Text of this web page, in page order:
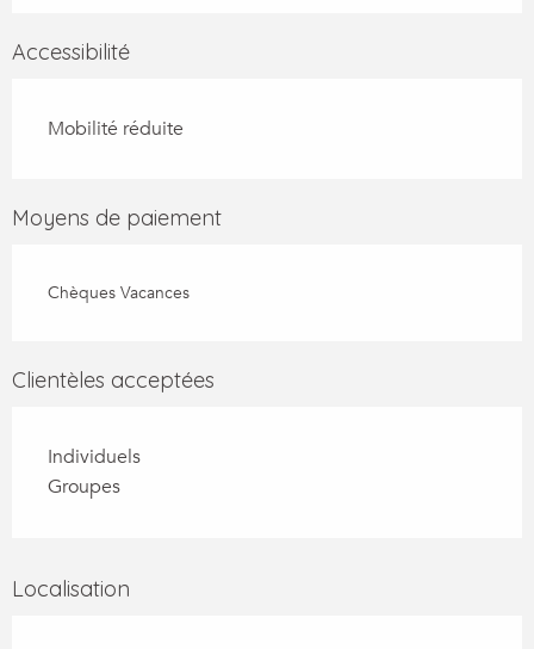
Accessibilité
Mobilité réduite
Moyens de paiement
Chèques Vacances
Clientèles acceptées
Individuels
Groupes
Localisation